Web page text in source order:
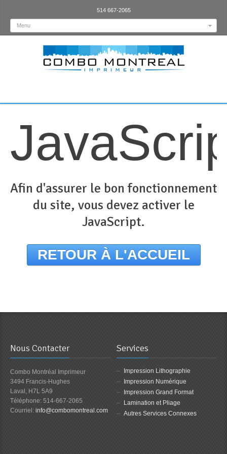
514 667-2065
Menu
Afin d'assurer le bon fonctionnement
du site, vous devez activer le
JavaScript.
RETOUR À L'ACCUEIL
Nous Contacter
Combo Montréal Imprimeur
3494 Francis-Hughes
Laval, H7L 5A9
Téléphone: 514-667-2065
Courriel: info@combomontreal.com
Services
Impression Lithographie
Impression Numérique
Impression Grand Format
Lamination et Pliage
Autres Services Connexes